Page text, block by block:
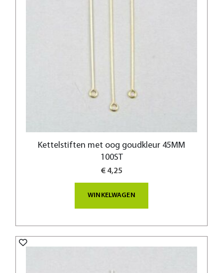
Kettelstiften met oog goudkleur 45MM
100ST
€ 4,25
WINKELWAGEN